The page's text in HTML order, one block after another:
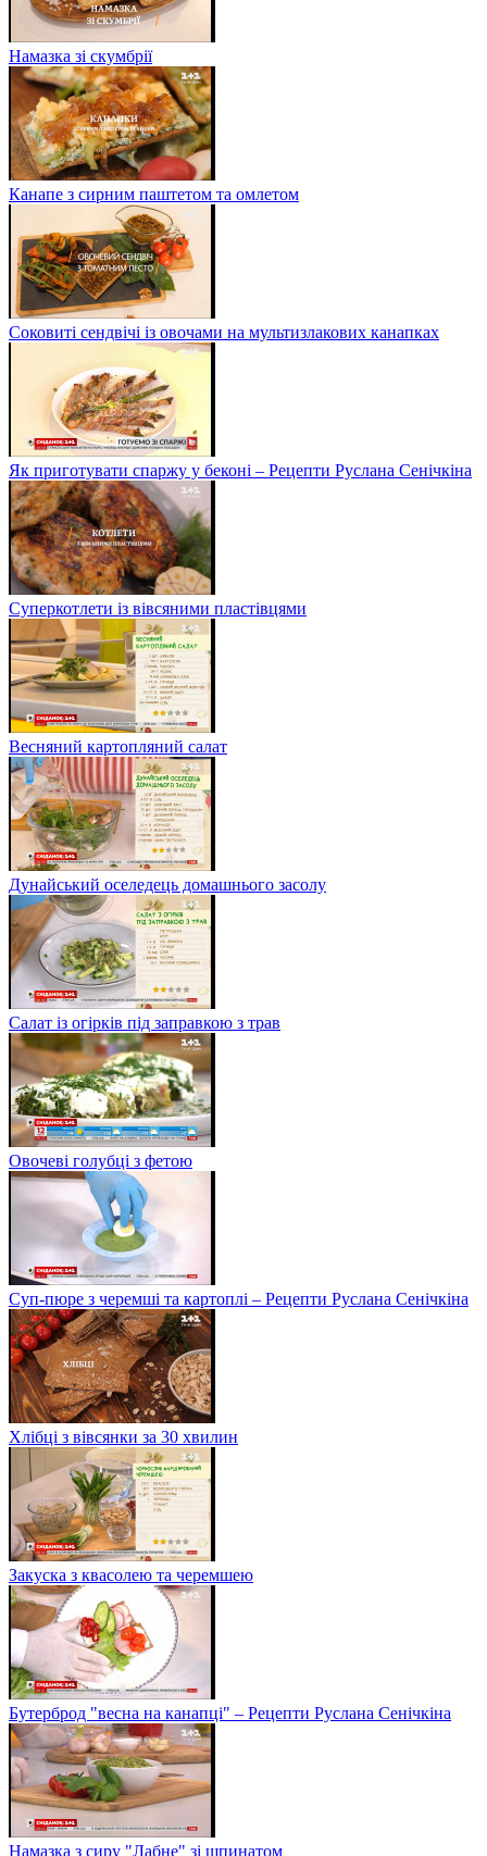
Намазка зі скумбрії
Канапе з сирним паштетом та омлетом
Соковиті сендвічі із овочами на мультизлакових канапках
Як приготувати спаржу у беконі – Рецепти Руслана Сенічкіна
Суперкотлети із вівсяними пластівцями
Весняний картопляний салат
Дунайський оселедець домашнього засолу
Салат із огірків під заправкою з трав
Овочеві голубці з фетою
Суп-пюре з черемші та картоплі – Рецепти Руслана Сенічкіна
Хлібці з вівсянки за 30 хвилин
Закуска з квасолею та черемшею
Бутерброд "весна на канапці" – Рецепти Руслана Сенічкіна
Намазка з сиру "Лабне" зі шпинатом